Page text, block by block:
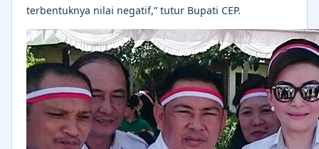
terbentuknya nilai negatif,” tutur Bupati CEP.